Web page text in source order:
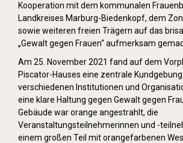
Kooperation mit dem kommunalen
Landkreises Marburg-Biedenkopf, dem
sowie weiteren freien Trägern auf das
„Gewalt gegen Frauen“ aufmerksam
Am 25. November 2021 fand auf dem
Piscator-Hauses eine zentrale
verschiedenen Institutionen und
eine klare Haltung gegen Gewalt gegen
Gebäude war orange angestrahlt, die
Veranstaltungsteilnehmerinnen und -
einem großen Teil mit orangefarbenen